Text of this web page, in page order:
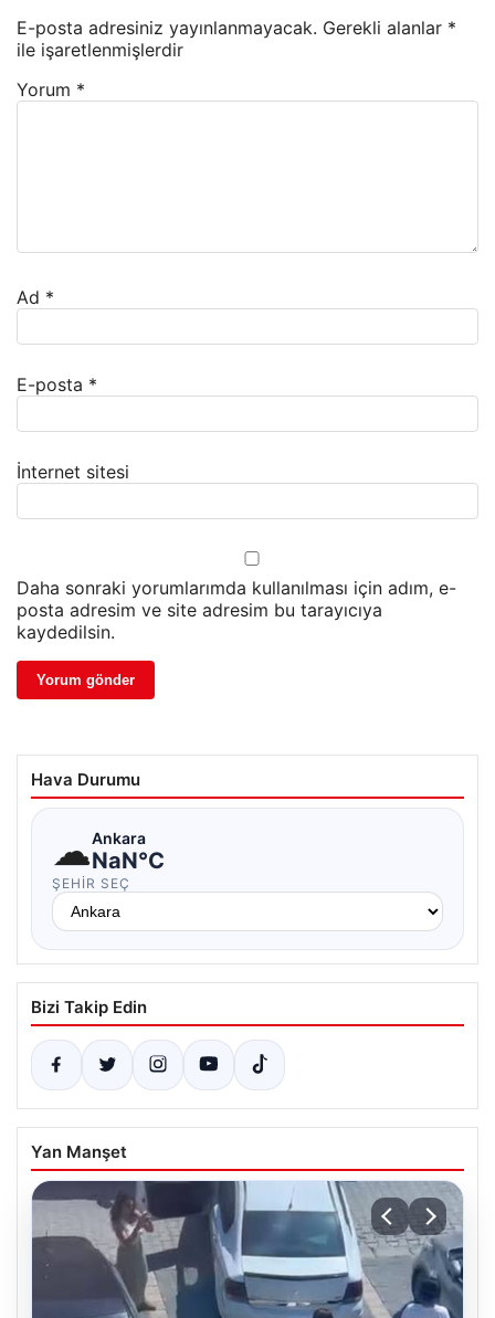
E-posta adresiniz yayınlanmayacak. Gerekli alanlar *
ile işaretlenmişlerdir
Yorum *
Ad *
E-posta *
İnternet sitesi
Daha sonraki yorumlarımda kullanılması için adım, e-
posta adresim ve site adresim bu tarayıcıya
kaydedilsin.
Hava Durumu
☁Ankara
NaN°C
ŞEHIR SEÇ
Bizi Takip Edin
Yan Manşet